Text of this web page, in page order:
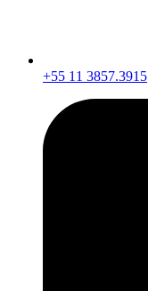
+55 11 3857.3915